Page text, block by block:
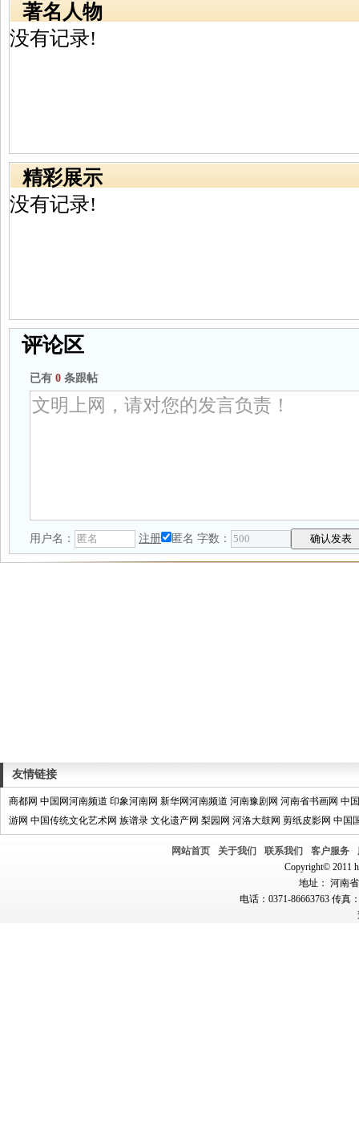
著名人物
没有记录!
精彩展示
没有记录!
评论区
已有 0 条跟帖
用户名： 注册 匿名 字数：
友情链接
商都网 中国网河南频道 印象河南网 新华网河南频道 河南豫剧网 河南省书画网 中
游网 中国传统文化艺术网 族谱录 文化遗产网 梨园网 河洛大鼓网 剪纸皮影网 中国
网站首页 关于我们 联系我们 客户服务
Copyright© 2011
地址： 河南
电话：0371-86663763 传真